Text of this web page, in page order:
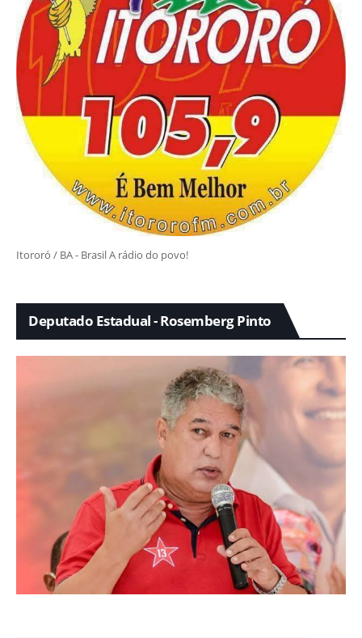
Itororó / BA - Brasil A rádio do povo!
Deputado Estadual - Rosemberg Pinto